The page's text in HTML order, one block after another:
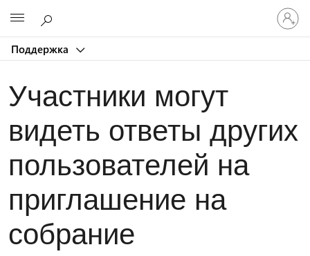
Поддержка
Участники могут
видеть ответы других
пользователей на
приглашение на
собрание